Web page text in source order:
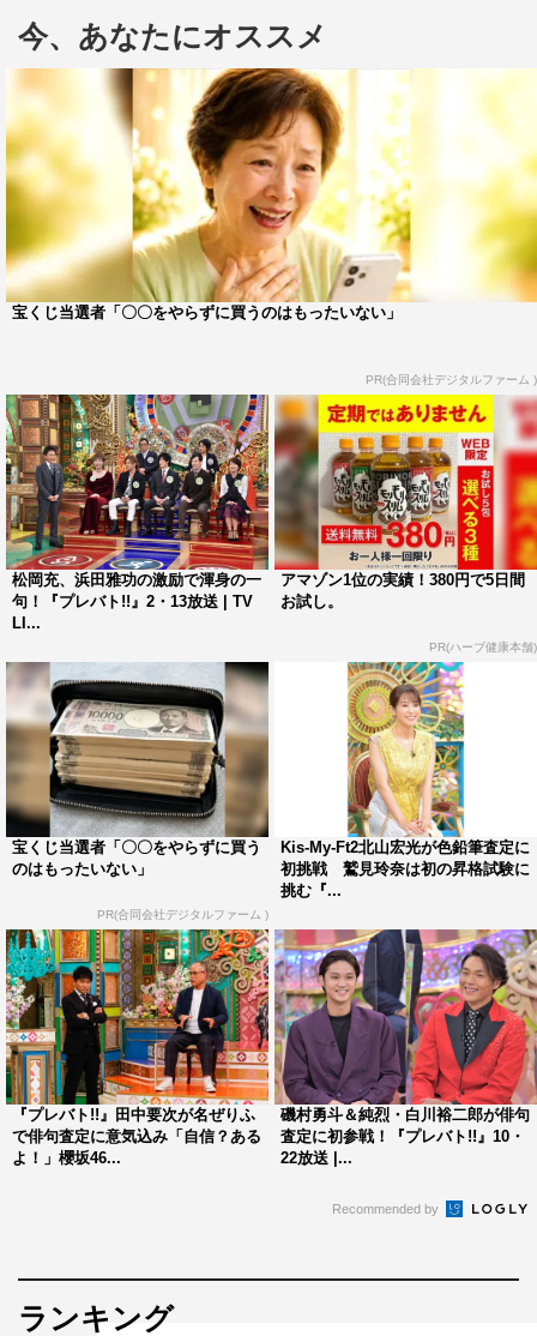
近頃は9割着物を着た役を演じるという高畑。前回は才
能ナシで夏井いつき先生からは「これは俳句ではない」と
断言されてしまったが、なじみのあるテーマで実力発揮と
なるか。また、普段から着物のトークイベントなどに参加
する近藤は「任せてください！」と意気込みは十分。果た
して才能アリを獲得できるのは誰なのか。
さらに、名人・特待生が1ランク上を目指す昇格試験で
は梅沢とミッツが挑む。梅沢は「梅沢名人でないとこうい
「色鉛筆の才能査定ランキング」では俳句査定に続き、
市川と星野の参戦に加え、加藤登紀子、河合郁人（A.B.C-
Z）が登場。水彩画査定で全芸能人の査定の中で最低点と
なる3点を取ったことのある河合だが「色鉛筆は子供のこ
ろから触れてるんで！自信あります！」と妙な自信で挑
む。
さらに、特待生昇格試験には辻元舞が登場。「前回自信
なかった中で特待生になれたのですが、今回は前回より自
信があるので昇格いけると思う」と意気込みを語る。色鉛
筆作家の三上詩絵先生が「とっても上手！」と大絶賛し
た、写真のように正確な美しい絵を描き上げた傑作が登場
する。
『プレバト!!』
今、あなたにオススメ
宝くじ当選者「〇〇をやらずに買うのはもったいない」
PR(合同会社デジタルファーム )
松岡充、浜田雅功の激励で渾身の一
句！『プレバト!!』2・13放送 | TV
LI...
アマゾン1位の実績！380円で5日間
お試し。
PR(ハーブ健康本舗)
宝くじ当選者「〇〇をやらずに買う
のはもったいない」
PR(合同会社デジタルファーム )
Kis-My-Ft2北山宏光が色鉛筆査定に
初挑戦 鷲見玲奈は初の昇格試験に
挑む『...
『プレバト!!』田中要次が名ぜりふ
で俳句査定に意気込み「自信？ある
よ！」櫻坂46...
磯村勇斗＆純烈・白川裕二郎が俳句
査定に初参戦！『プレバト!!』10・
22放送 |...
Recommended by
ランキング